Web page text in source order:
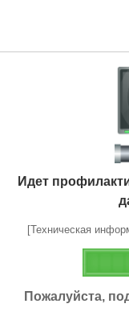
Идет
[Техническая
Пожалуйста,